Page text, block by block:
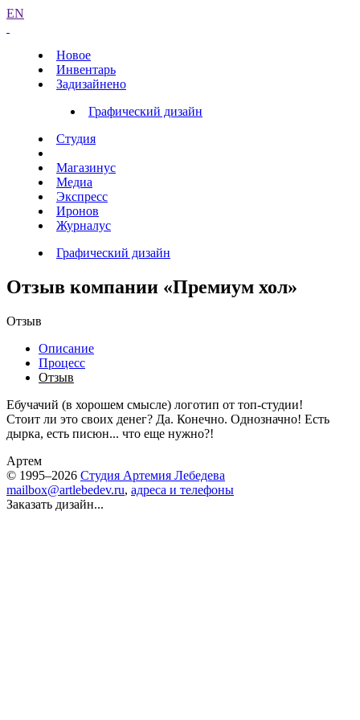
EN
Новое
Инвентарь
Задизайнено
Графический дизайн
Студия
Магазинус
Медиа
Экспресс
Иронов
Журналус
Графический дизайн
Отзыв компании «Премиум хол»
Отзыв
Описание
Процесс
Отзыв
Ебучачий (в хорошем смысле) логотип от топ-студии!
Стоит ли это своих денег? Да. Конечно. Однозначно! Есть
дырка, есть писюн... что еще нужно?!
Артем
© 1995–2026 Студия Артемия Лебедева
mailbox@artlebedev.ru, адреса и телефоны
Заказать дизайн...